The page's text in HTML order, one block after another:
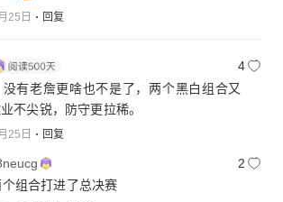
25日 回复
4
有老詹更啥也不是了，两个黑白组合又
不尖锐，防守更拉稀。
25日 回复
2
组合打进了总决赛